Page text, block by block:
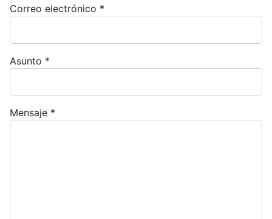
Correo electrónico *
Asunto *
Mensaje *